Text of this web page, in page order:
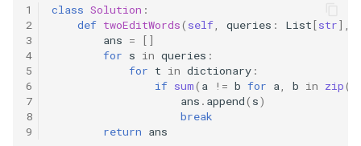
32.3. 从上到下打印二叉树 III
33. 二叉搜索树的后序遍历序
34. 二叉树中和为某一值的路
29. 排序的循环链表
30. 插入、删除和随机访问都
是 O(1) 的容器
31. 最近最少使用缓存
4.10. 检查子树
4.12. 求和路径
5.1. 插入
5.2. 二进制数转字符串
1
2
3
4
5
6
7
8
9
class Solution :
def twoEditWords( self, queries : List[str],
ans =
[]
for s in queries :
for t in dictionary :
if sum( a != b for a, b in zip(
ans . append( s)
break
return ans